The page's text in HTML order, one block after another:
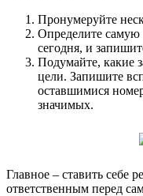
Пронумеруйте
Определите самую
сегодня, и
Подумайте, какие
цели. Запишите
оставшимися
значимых.
Главное – ставить себе
ответственным перед